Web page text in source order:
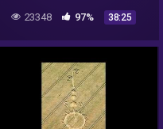
Circles, The Olympians
and the Consciousness of
Humanity
23348 97% 38:25